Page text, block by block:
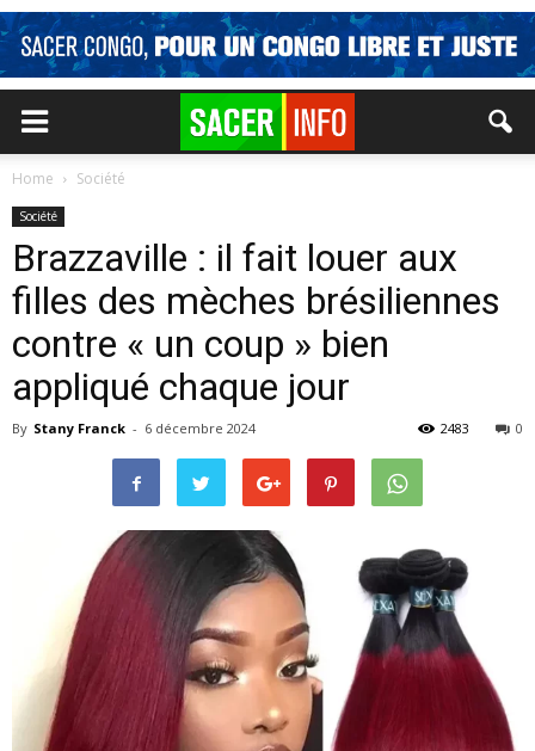
Home Société
Société
Brazzaville : il fait louer aux
filles des mèches brésiliennes
contre « un coup » bien
appliqué chaque jour
By Stany Franck - 6 décembre 2024 0
2483